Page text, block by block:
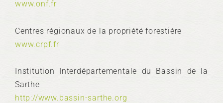
www.onf.fr
Centres régionaux de la propriété forestière
www.crpf.fr
Institution Interdépartementale du Bassin de la
Sarthe
http://www.bassin-sarthe.org